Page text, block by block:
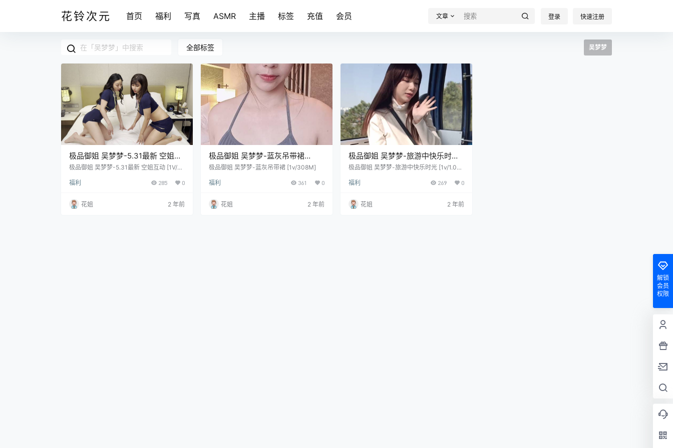
花铃次元 首页 福利 写真 ASMR 主播 标签 充值 会员 文章 登录 快速注册
全部标签 吴梦梦
极品御姐 吴梦梦-5.31最新 空姐互
动 [1V/710M]
极品御姐 吴梦梦-5.31最新 空姐互动 [1V/71
福利
285 0
花姐 2 年前
极品御姐 吴梦梦-蓝灰吊带裙
[1v/308M]
极品御姐 吴梦梦-蓝灰吊带裙 [1v/308M]
福利 361 0
花姐 2 年前
极品御姐 吴梦梦-旅游中快乐时光
[1v/1.03G]
极品御姐 吴梦梦-旅游中快乐时光 [1v/1.03
福利
269 0
花姐 2 年前
解锁
会员
权限